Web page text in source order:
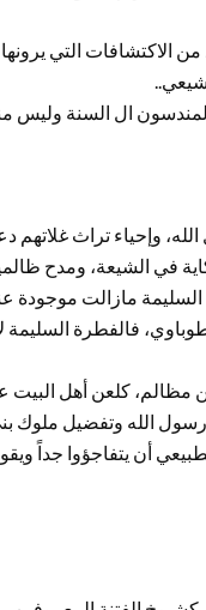
الاكتشافات التي
ال السنة وليس
وإحياء تراث
في الشيعة، ومدح
مازالت موجودة
فالفطرة
كلعن أهل البيت
رسول الله وتفضيل ملوك
أن يتفاجؤوا جداً